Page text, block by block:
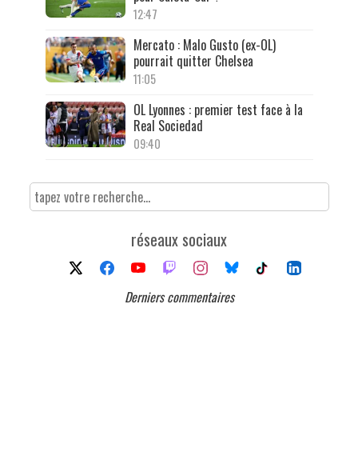
12:47
Mercato : Malo Gusto (ex-OL)
pourrait quitter Chelsea
11:05
OL Lyonnes : premier test face à la
Real Sociedad
09:40
réseaux sociaux
Derniers commentaires